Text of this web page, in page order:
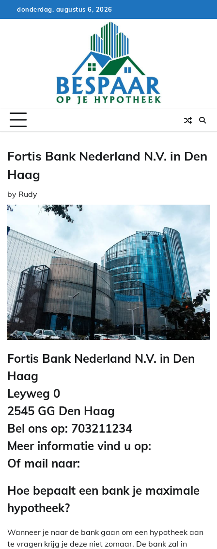
to
donderdag, augustus 6, 2026
Fortis Bank Nederland N.V. in Den
Haag
by Rudy
Fortis Bank Nederland N.V. in Den
Haag
Leyweg 0
2545 GG Den Haag
Bel ons op: 703211234
Meer informatie vind u op:
Of mail naar:
Hoe bepaalt een bank je maximale
hypotheek?
Wanneer je naar de bank gaan om een hypotheek aan
te vragen krijg je deze niet zomaar. De bank zal in